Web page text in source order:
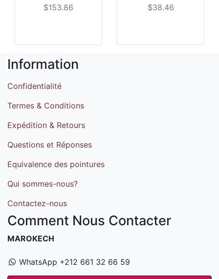
$153.86
$38.46
Information
Confidentialité
Termes & Conditions
Expédition & Retours
Questions et Réponses
Equivalence des pointures
Qui sommes-nous?
Contactez-nous
Comment Nous Contacter
MAROKECH
WhatsApp +212 661 32 66 59